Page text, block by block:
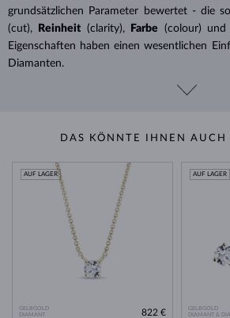
grundsätzlichen Parameter bewertet - die
(cut),
Reinheit (clarity), Farbe (colour) und
Eigenschaften haben einen wesentlichen
Diamanten.
DAS KÖNNTE IHNEN AUCH
GELBGOLD
DIAMANT
AUF LAGER
822 €
GELBGOLD
DIAMANT &
AUF LAGER